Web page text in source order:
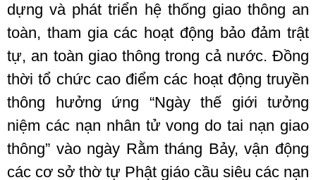
dựng và phát triển hệ thống giao thông an
toàn, tham gia các hoạt động bảo đảm trật
tự, an toàn giao thông trong cả nước. Đồng
thời tổ chức cao điểm các hoạt động truyền
thông hưởng ứng “Ngày thế giới tưởng
niệm các nạn nhân tử vong do tai nạn giao
thông” vào ngày Rằm tháng Bảy, vận động
các cơ sở thờ tự Phật giáo cầu siêu các nạn